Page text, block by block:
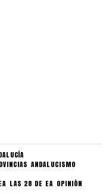
ANDALUCISMO
LAS 28 DE EA OPINIÓN